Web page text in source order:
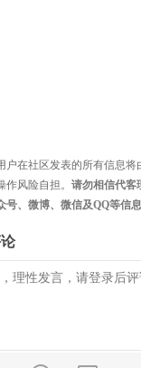
户在社区发表的所有信息
风险自担。 请勿相信代客
号、微博、微信及QQ等信